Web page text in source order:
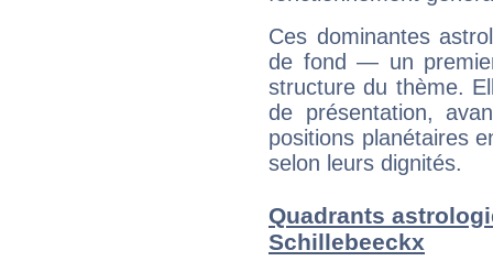
Ces dominantes
de fond — un
structure du thème.
de présentation,
positions planétaires
selon leurs dignités.
Quadrants
Schillebeeckx